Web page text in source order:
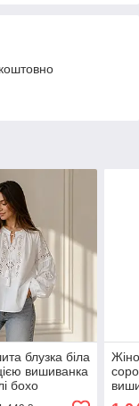
блузка біла
вишиванка
бохо